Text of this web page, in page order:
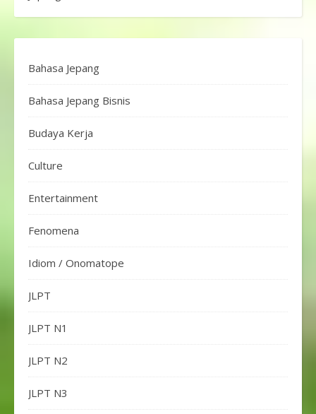
Bahasa Jepang
Bahasa Jepang Bisnis
Budaya Kerja
Culture
Entertainment
Fenomena
Idiom / Onomatope
JLPT
JLPT N1
JLPT N2
JLPT N3